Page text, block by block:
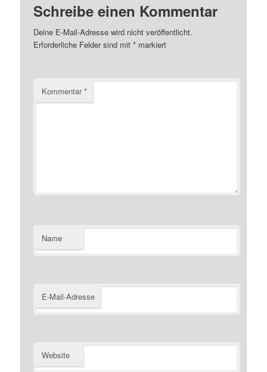
Schreibe einen Kommentar
Deine E-Mail-Adresse wird nicht veröffentlicht.
Erforderliche Felder sind mit* markiert
Kommentar*
Name
E-Mail-Adresse
Website